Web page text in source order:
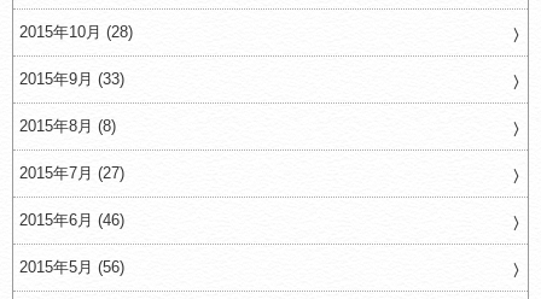
2015年10月 (28)
2015年9月 (33)
2015年8月 (8)
2015年7月 (27)
2015年6月 (46)
2015年5月 (56)